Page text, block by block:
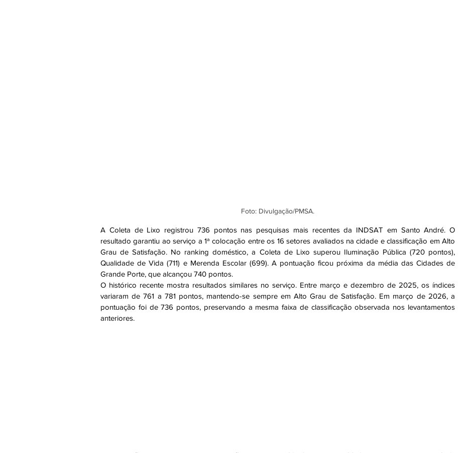
Foto: Divulgação/PMSA.
A Coleta de Lixo registrou 736 pontos nas pesquisas mais recentes da INDSAT em Santo André. O
resultado garantiu ao serviço a 1ª colocação entre os 16 setores avaliados na cidade e classificação em Alto
Grau de Satisfação. No ranking doméstico, a Coleta de Lixo superou Iluminação Pública (720 pontos),
Qualidade de Vida (711) e Merenda Escolar (699). A pontuação ficou próxima da média das Cidades de
Grande Porte, que alcançou 740 pontos.
O histórico recente mostra resultados similares no serviço. Entre março e dezembro de 2025, os índices
variaram de 761 a 781 pontos, mantendo-se sempre em Alto Grau de Satisfação. Em março de 2026, a
pontuação foi de 736 pontos, preservando a mesma faixa de classificação observada nos levantamentos
anteriores.